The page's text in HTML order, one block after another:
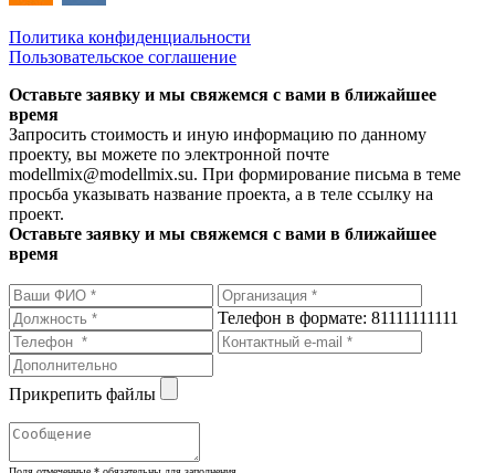
Политика конфиденциальности
Пользовательское соглашение
Оставьте заявку и мы свяжемся с вами в ближайшее
время
Запросить стоимость и иную информацию по данному
проекту, вы можете по электронной почте
modellmix@modellmix.su. При формирование письма в теме
просьба указывать название проекта, а в теле ссылку на
проект.
Оставьте заявку и мы свяжемся с вами в ближайшее
время
Телефон в формате: 81111111111
Прикрепить файлы